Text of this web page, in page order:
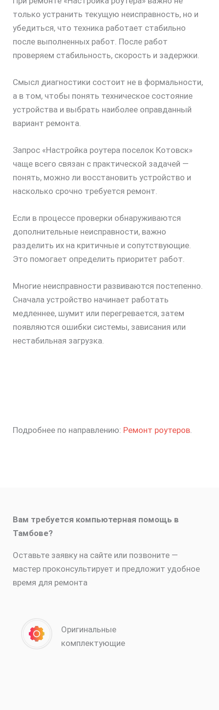
только устранить текущую неисправность, но и
убедиться, что техника работает стабильно
после выполненных работ. После работ
проверяем стабильность, скорость и задержки.
Смысл диагностики состоит не в формальности,
а в том, чтобы понять техническое состояние
устройства и выбрать наиболее оправданный
вариант ремонта.
Запрос «Настройка роутера поселок Котовск»
чаще всего связан с практической задачей —
понять, можно ли восстановить устройство и
насколько срочно требуется ремонт.
Если в процессе проверки обнаруживаются
дополнительные неисправности, важно
разделить их на критичные и сопутствующие.
Это помогает определить приоритет работ.
Многие неисправности развиваются постепенно.
Сначала устройство начинает работать
медленнее, шумит или перегревается, затем
появляются ошибки системы, зависания или
нестабильная загрузка.
Подробнее по направлению: Ремонт роутеров.
Вам требуется компьютерная помощь в
Тамбове?
Оставьте заявку на сайте или позвоните —
мастер проконсультирует и предложит удобное
время для ремонта
Оригинальные
комплектующие
скидку